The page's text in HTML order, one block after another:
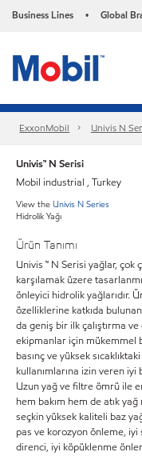
Business Lines • Global
ExxonMobil Univis N
Univis™ N Serisi
Mobil industrial , Turkey
View theUnivis N Series
Hidrolik Yağı
Ürün Tanımı
Univis ™ N Serisi yağlar,
karşılamak üzere
önleyici hidrolik yağlarıdır.
özelliklerine katkıda
da geniş bir ilk çalıştırma ve
ekipmanlar için mükemmel
basınç ve yüksek
kullanımlarına izin veren
Uzun yağ ve filtre ömrü ile
hem bakım hem de atık
seçkin yüksek kaliteli baz
pas ve korozyon önleme,
direnci, iyi köpüklenme